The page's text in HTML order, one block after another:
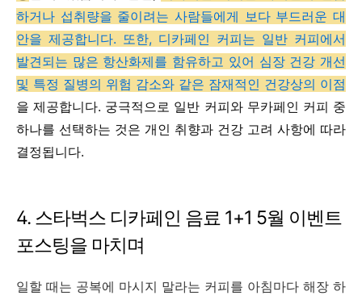
하거나 섭취량을 줄이려는 사람들에게 보다 부드러운 대
안을 제공합니다. 또한, 디카페인 커피는 일반 커피에서
발견되는 많은 항산화제를 함유하고 있어 심장 건강 개선
및 특정 질병의 위험 감소와 같은 잠재적인 건강상의 이점
을 제공합니다. 궁극적으로 일반 커피와 무카페인 커피 중
하나를 선택하는 것은 개인 취향과 건강 고려 사항에 따라
결정됩니다.
4. 스타벅스 디카페인 음료 1+1 5월 이벤트
포스팅을 마치며
일할 때는 공복에 마시지 말라는 커피를 아침마다 해장 하